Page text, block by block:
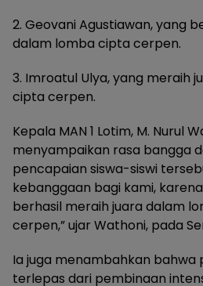
2. Geovani Agustiawan, yang
dalam lomba cipta cerpen.
3. Imroatul Ulya, yang meraih
cipta cerpen.
Kepala MAN 1 Lotim, M. Nurul
menyampaikan rasa bangga
pencapaian siswa-siswi
kebanggaan bagi kami,
berhasil meraih juara dalam
cerpen,” ujar Wathoni, pada
Ia juga menambahkan bahwa
terlepas dari pembinaan